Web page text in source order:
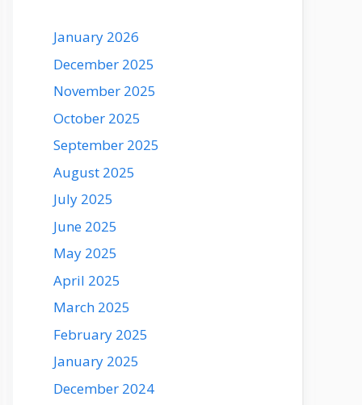
January 2026
December 2025
November 2025
October 2025
September 2025
August 2025
July 2025
June 2025
May 2025
April 2025
March 2025
February 2025
January 2025
December 2024